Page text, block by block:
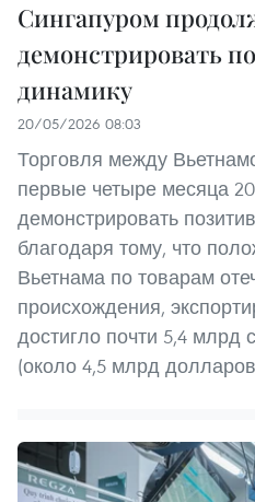
Сингапуром
демонстрировать
динамику
20/05/2026 08:03
Торговля между
первые четыре месяца
демонстрировать
благодаря тому, что
Вьетнама по товарам
происхождения,
достигло почти 5,4 млрд
(около 4,5 млрд